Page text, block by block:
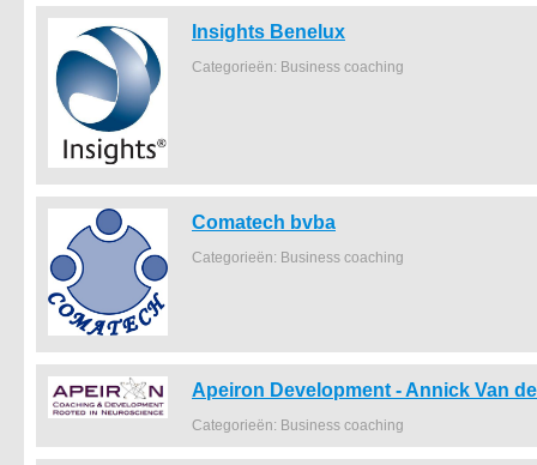
Insights Benelux
Categorieën: Business coaching
Comatech bvba
Categorieën: Business coaching
Apeiron Development - Annick Van
Categorieën: Business coaching